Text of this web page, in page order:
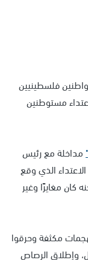
فلسطينيين
مستوطنين
مداخلة مع رئيس
الذي وقع
كان مغايرًا وغير
مكثفة وحرقوا
وإطلاق الرصاص